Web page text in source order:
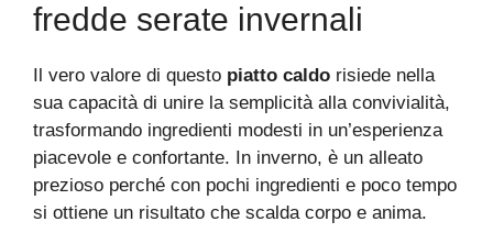
fredde serate invernali
Il vero valore di questo piatto caldo risiede nella
sua capacità di unire la semplicità alla convivialità,
trasformando ingredienti modesti in un’esperienza
piacevole e confortante. In inverno, è un alleato
prezioso perché con pochi ingredienti e poco tempo
si ottiene un risultato che scalda corpo e anima.